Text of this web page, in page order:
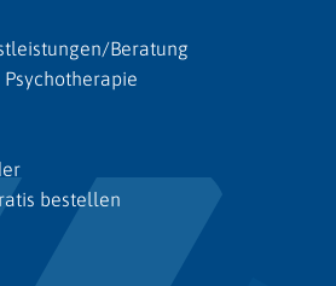
Beratung
bestellen